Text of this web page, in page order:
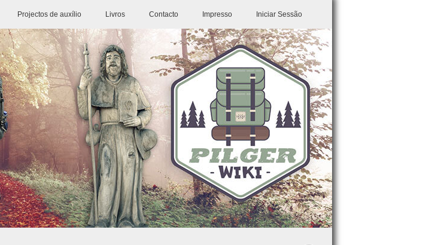
Projectos de auxílio Livros Contacto Impresso Iniciar Sessão